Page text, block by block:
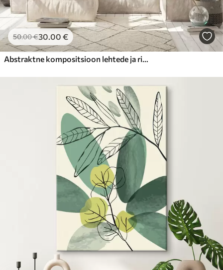
50.00€30.00 €
Abstraktne kompositsioon lehtede ja ringidega